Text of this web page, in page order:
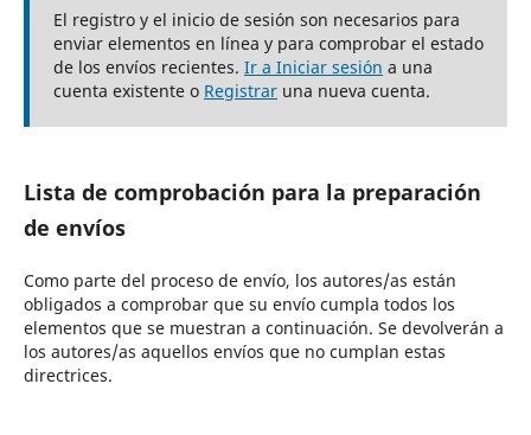
El registro y el inicio de sesión son necesarios para
enviar elementos en línea y para comprobar el estado
de los envíos recientes. Ir a Iniciar sesión a una
cuenta existente o Registraruna nueva cuenta.
Lista de comprobación para la preparación
de envíos
Como parte del proceso de envío, los autores/as están
obligados a comprobar que su envío cumpla todos los
elementos que se muestran a continuación. Se devolverán a
los autores/as aquellos envíos que no cumplan estas
directrices.